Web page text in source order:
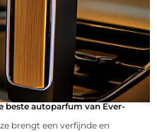
beste autoparfum van Ever-
brengt een verfijnde en